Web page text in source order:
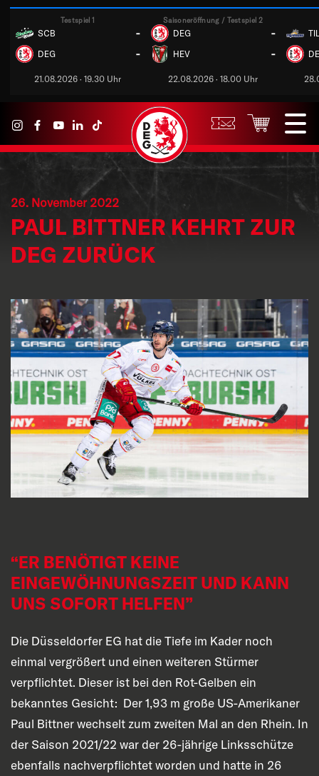
Testspiel 1
SCB -
DEG -
21.08.2026 · 19.30 Uhr
Saisoneröffnung / Testspiel 2
DEG -
HEV -
22.08.2026 · 18.00 Uhr
TIL
26. November 2022
PAUL BITTNER KEHRT ZUR
DEG ZURÜCK
“ER BENÖTIGT KEINE
EINGEWÖHNUNGSZEIT UND KANN
UNS SOFORT HELFEN”
Die Düsseldorfer EG hat die Tiefe im Kader noch
einmal vergrößert und einen weiteren Stürmer
verpflichtet. Dieser ist bei den Rot-Gelben ein
bekanntes Gesicht: Der 1,93 m große US-Amerikaner
Paul Bittner wechselt zum zweiten Mal an den Rhein. In
der Saison 2021/22 war der 26-jährige Linksschütze
ebenfalls nachverpflichtet worden und hatte in 26